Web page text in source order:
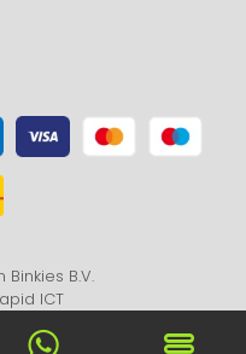
B.V.
ICT